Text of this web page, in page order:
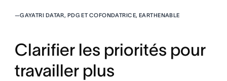
—GAYATRI DATAR, PDG ET COFONDATRICE, EARTHENABLE
Clarifier les priorités pour
travailler plus